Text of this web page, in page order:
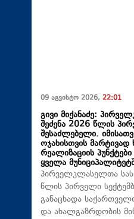
09 აგვისტო 2026, 22:01
გივი მიქანაძე:
შეძენა 2026 წლის
შესაძლებელი.
ოჯახისთვის
რეალიზაციის
ყველა
პირველკლასელთა
წლის პირველი
განაცხადა
და ახალგაზრდობის